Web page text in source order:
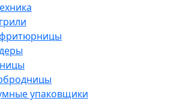
упаковщики